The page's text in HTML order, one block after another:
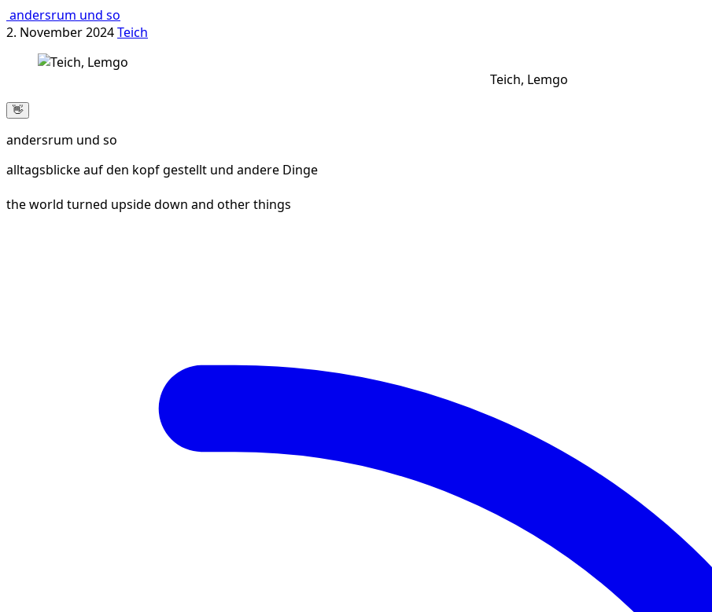
andersrum und so
2. November 2024Teich
Teich, Lemgo
👋
andersrum und so
alltagsblicke auf den kopf gestellt und andere Dinge
the world turned upside down and other things